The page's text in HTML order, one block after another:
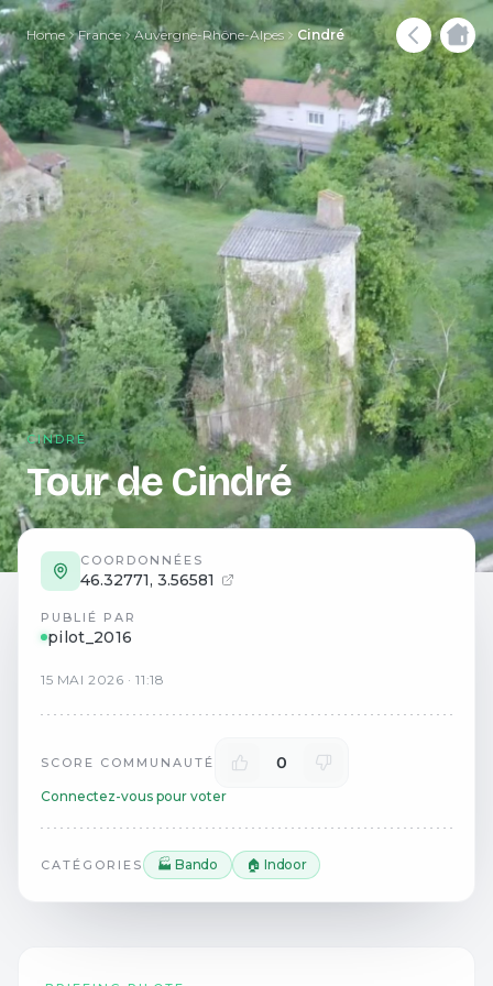
Home France Auvergne-Rhône-Alpes Cindré
CINDRÉ
Tour de Cindré
COORDONNÉES
46.32771, 3.56581
PUBLIÉ PAR
pilot_2016
15 MAI 2026 ·11:18
SCORE COMMUNAUTÉ 0
Connectez-vous pour voter
CATÉGORIES 🏭 Bando 🏠 Indoor